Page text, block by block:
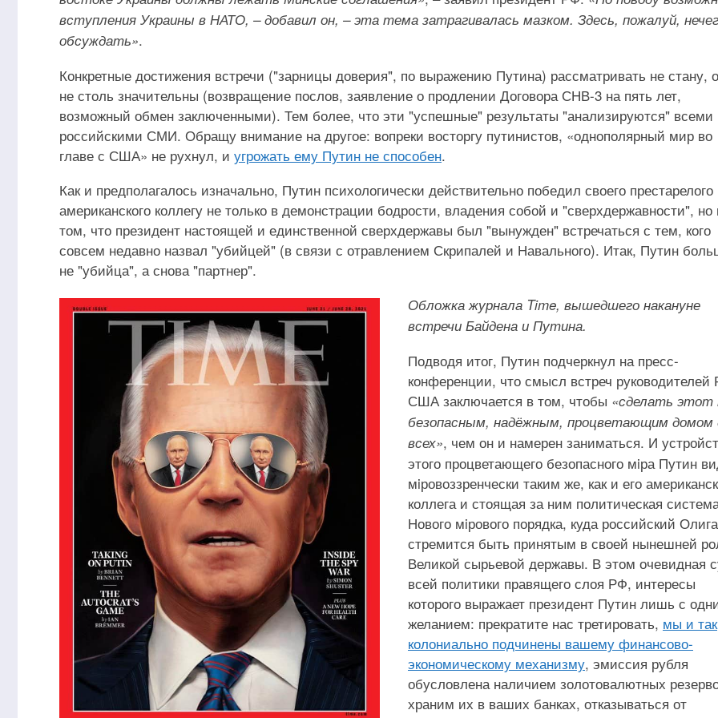
вступления Украины в НАТО, – добавил он, – эта тема затрагивалась мазком. Здесь, пожалуй,
обсуждать».
Конкретные достижения встречи ("зарницы доверия", по выражению Путина) рассматривать не стану,
не столь значительны (возвращение послов, заявление о продлении Договора СНВ-3 на пять лет,
возможный обмен заключенными). Тем более, что эти "успешные" результаты "анализируются" всеми
российскими СМИ. Обращу внимание на другое: вопреки восторгу путинистов, «однополярный мир во
главе с США» не рухнул, и угрожать ему Путин не способен.
Как и предполагалось изначально, Путин психологически действительно победил своего престарелого
американского коллегу не только в демонстрации бодрости, владения собой и "сверхдержавности", но
том, что президент настоящей и единственной сверхдержавы был "вынужден" встречаться с тем, кого
совсем недавно назвал "убийцей" (в связи с отравлением Скрипалей и Навального). Итак, Путин
не "убийца", а снова "партнер".
Обложка журнала Time, вышедшего накануне
встречи Байдена и Путина.
Подводя итог, Путин подчеркнул на пресс-
конференции, что смысл встреч
США заключается в том, чтобы «сделать этот
безопасным, надёжным, процветающим домом
всех», чем он и намерен заниматься. И
этого процветающего безопасного мiра Путин
мiровоззренчески таким же, как и его
коллега и стоящая за ним политическая
Нового мiрового порядка, куда российский
стремится быть принятым в своей нынешней
Великой сырьевой державы. В этом очевидная
всей политики правящего слоя РФ, интересы
которого выражает президент Путин лишь с
желанием: прекратите нас третировать, мы и так
колониально подчинены вашему финансово-
экономическому механизму, эмиссия рубля
обусловлена наличием золотовалютных
храним их в ваших банках, отказываться от